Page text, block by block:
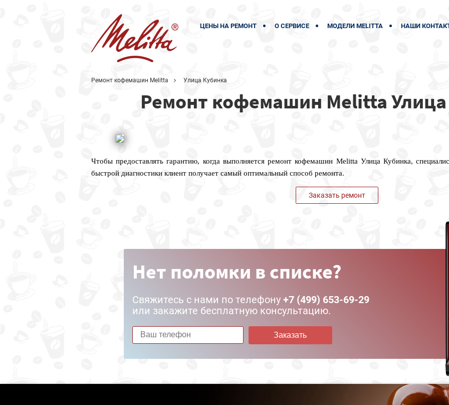
ЦЕНЫ НА РЕМОНТ О СЕРВИСЕ МОДЕЛИ MELITTA НАШИ
Ремонт кофемашин Melitta Улица Кубинка
Ремонт кофемашин Melitta
Чтобы предоставлять гарантию, когда выполняется ремонт кофемашин Melitta Улица Кубинка,
быстрой диагностики клиент получает самый оптимальный способ ремонта.
Заказать ремонт
Нет поломки в списке?
Свяжитесь с нами по телефону +7 (499) 653-69-29
или закажите бесплатную консультацию.
Заказать